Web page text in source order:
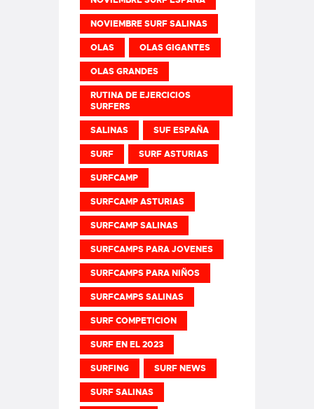
NOVIEMBRE SURF SALINAS
OLAS OLAS GIGANTES
OLAS GRANDES
RUTINA DE EJERCICIOS
SURFERS
SALINAS SUF ESPAÑA
SURF SURF ASTURIAS
SURFCAMP
SURFCAMP ASTURIAS
SURFCAMP SALINAS
SURFCAMPS PARA JOVENES
SURFCAMPS PARA NIÑOS
SURFCAMPS SALINAS
SURF COMPETICION
SURF EN EL 2023
SURFING SURF NEWS
SURF SALINAS